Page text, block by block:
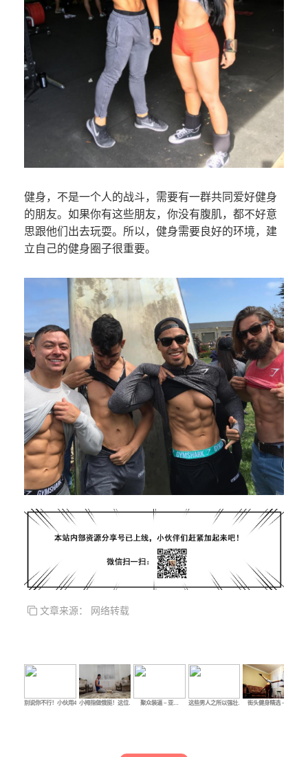
健身，不是一个人的战斗，需要有一群共同爱好健身
的朋友。如果你有这些朋友，你没有腹肌，都不好意
思跟他们出去玩耍。所以，健身需要良好的环境，建
立自己的健身圈子很重要。
文章来源： 网络转载
别说你不行！小伙用4…小拇指做俄挺！这位… 聚众装逼 – 亚… 这些男人之所以强壮… 街头健身精选 –…